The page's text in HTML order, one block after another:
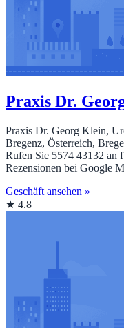
Praxis Dr.
Praxis Dr. Georg Klein,
Bregenz, Österreich,
Rufen Sie 5574 43132 an
Rezensionen bei Google
Geschäft ansehen »
★ 4.8